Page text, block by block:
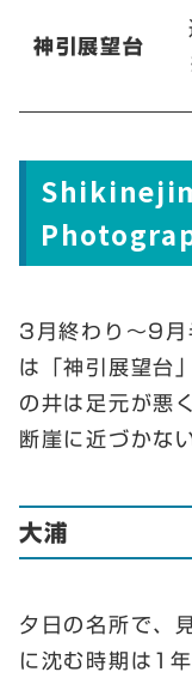
神引展望台
3月終わり～9月
は「神引展望台
の井は足元が悪
断崖に近づかな
大浦
夕日の名所で、
に沈む時期は1